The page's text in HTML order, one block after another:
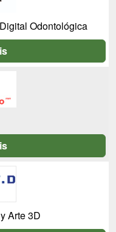
Odontológica
Arte 3D